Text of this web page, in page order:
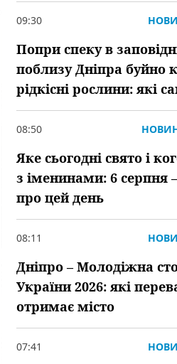
09:30
Попри спеку в
поблизу Дніпра буйно
рідкісні рослини: які
08:50
Яке сьогодні свято і
з іменинами: 6 серпня
про цей день
08:11
Дніпро – Молодіжна
України 2026: які
отримає місто
07:41